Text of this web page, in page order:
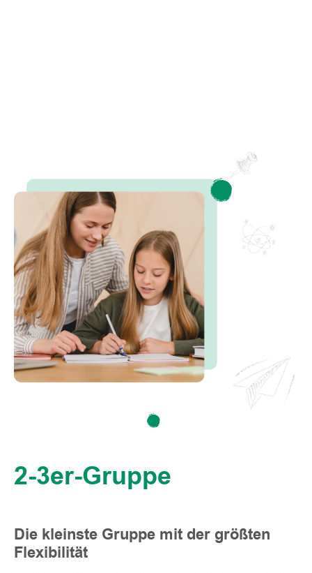
2-3er-Gruppe
Die kleinste Gruppe mit der größten
Flexibilität